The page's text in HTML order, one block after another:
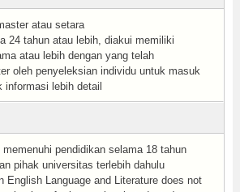
atau setara
24 tahun atau lebih, diakui memiliki
atau lebih dengan yang telah
oleh penyeleksian individu untuk masuk
lebih detail
pendidikan selama 18 tahun
pihak universitas terlebih dahulu
English Language and Literature does not